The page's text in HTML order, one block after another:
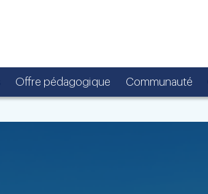
Offre pédagogique Communauté